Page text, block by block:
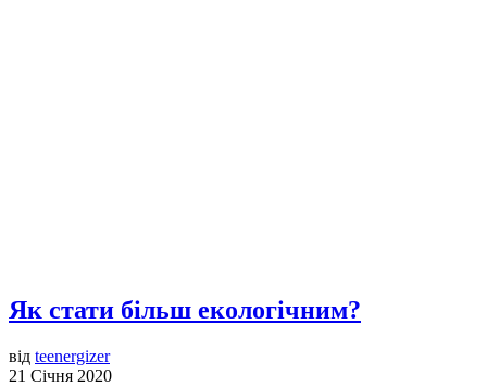
Як стати більш екологічним?
від teenergizer
21 Січня 2020